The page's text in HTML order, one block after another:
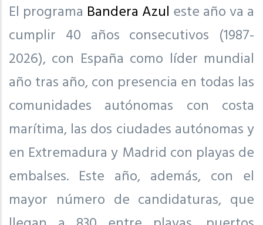
El programa Bandera Azul este año va a
cumplir 40 años consecutivos (1987-
2026), con España como líder mundial
año tras año, con presencia en todas las
comunidades autónomas con costa
marítima, las dos ciudades autónomas y
en Extremadura y Madrid con playas de
embalses. Este año, además, con el
mayor número de candidaturas, que